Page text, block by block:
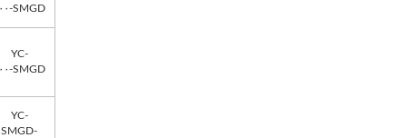
SMGD-٤٠٠
YC-
SMGD-٦٠٠
YC-
SMGD-